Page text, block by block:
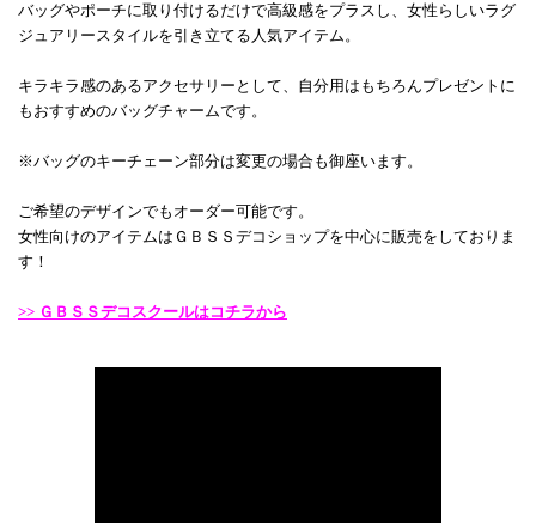
バッグやポーチに取り付けるだけで高級感をプラスし、女性らしいラグ
ジュアリースタイルを引き立てる人気アイテム。
キラキラ感のあるアクセサリーとして、自分用はもちろんプレゼントに
もおすすめのバッグチャームです。
※バッグのキーチェーン部分は変更の場合も御座います。
ご希望のデザインでもオーダー可能です。
女性向けのアイテムはＧＢＳＳデコショップを中心に販売をしておりま
す！
>> ＧＢＳＳデコスクールはコチラから